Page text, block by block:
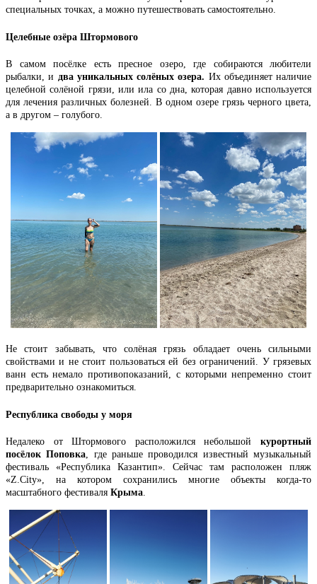
специальных точках, а можно путешествовать самостоятельно.
Целебные озёра Штормового
В самом посёлке есть пресное озеро, где собираются любители
рыбалки, и два уникальных солёных озера. Их объединяет наличие
целебной солёной грязи, или ила со дна, которая давно используется
для лечения различных болезней. В одном озере грязь черного цвета,
а в другом – голубого.
Не стоит забывать, что солёная грязь обладает очень сильными
свойствами и не стоит пользоваться ей без ограничений. У грязевых
ванн есть немало противопоказаний, с которыми непременно стоит
предварительно ознакомиться.
Республика свободы у моря
Недалеко от Штормового расположился небольшой курортный
посёлок Поповка, где раньше проводился известный музыкальный
фестиваль «Республика Казантип». Сейчас там расположен пляж
«Z.City», на котором сохранились многие объекты когда-то
масштабного фестиваля Крыма.